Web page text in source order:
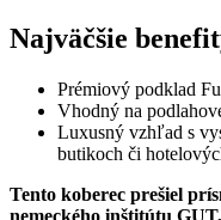
Najväčšie
Prémiový podklad
Vhodný na
Luxusný vzhľad s
butikoch či
Tento koberec prešiel
nemeckého inštitútu